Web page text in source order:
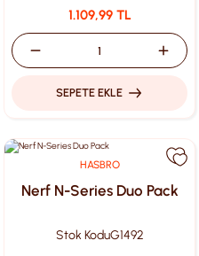
1.109,99 TL
SEPETE EKLE
HASBRO
Nerf N-Series Duo Pack
Stok KoduG1492